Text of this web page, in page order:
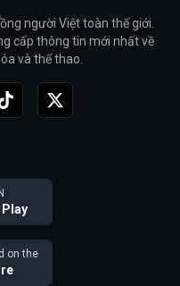
người Việt toàn thế giới.
cấp thông tin mới nhất về
và thể thao.
on the